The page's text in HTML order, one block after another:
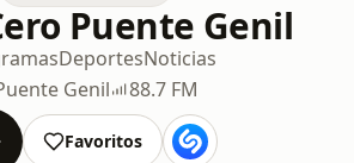
Puente Genil
DeportesNoticias
Genil
88.7 FM
Favoritos